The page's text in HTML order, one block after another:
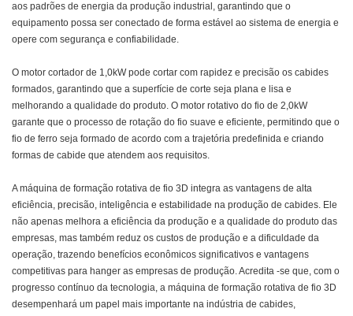
aos padrões de energia da produção industrial, garantindo que o
equipamento possa ser conectado de forma estável ao sistema de energia e
opere com segurança e confiabilidade.
O motor cortador de 1,0kW pode cortar com rapidez e precisão os cabides
formados, garantindo que a superfície de corte seja plana e lisa e
melhorando a qualidade do produto. O motor rotativo do fio de 2,0kW
garante que o processo de rotação do fio suave e eficiente, permitindo que o
fio de ferro seja formado de acordo com a trajetória predefinida e criando
formas de cabide que atendem aos requisitos.
A máquina de formação rotativa de fio 3D integra as vantagens de alta
eficiência, precisão, inteligência e estabilidade na produção de cabides. Ele
não apenas melhora a eficiência da produção e a qualidade do produto das
empresas, mas também reduz os custos de produção e a dificuldade da
operação, trazendo benefícios econômicos significativos e vantagens
competitivas para hanger as empresas de produção. Acredita -se que, com o
progresso contínuo da tecnologia, a máquina de formação rotativa de fio 3D
desempenhará um papel mais importante na indústria de cabides,